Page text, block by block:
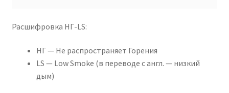
Расшифровка НГ-LS:
НГ — Не распространяет Горения
LS — Low Smoke (в переводе с англ. — низкий
дым)